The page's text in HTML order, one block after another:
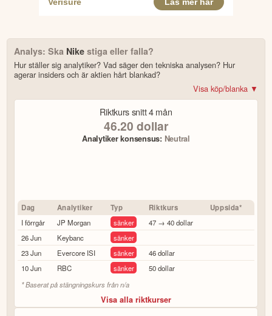
Analys: Ska Nikestiga eller falla?
Hur ställer sig analytiker? Vad säger den tekniska analysen? Hur
agerar insiders och är aktien hårt blankad?
Bonus: Få upp till 500 USD i tillgångar när du öppnar konto –se
erbjudandet!
För- & efterhandel på utvalda börser – ligg steget före
Handla riktig krypto– över 100 olika att välja på
Bonus: Upp till3,55 % årlig räntapå oinvesterat kapital
Köp eller blanka Nike
7 enkla steg – så här kommer du igång
Besök hemsidanför att läsa mer och klicka sedan på
Registrera dig/Öppna konto.
Visa köp/blanka ▼
Riktkurs snitt4 mån
46.20 dollar
Analytiker konsensus: Neutral
Dag Analytiker Typ Riktkurs Uppsida*
I förrgår JP Morgan sänker
47 → 40 dollar
26 Jun
Keybanc
sänker
23 Jun
Evercore ISI sänker
46 dollar
10 Jun
RBC sänker
50 dollar
* Baserat på stängningskurs frånn/a
Visa alla riktkurser